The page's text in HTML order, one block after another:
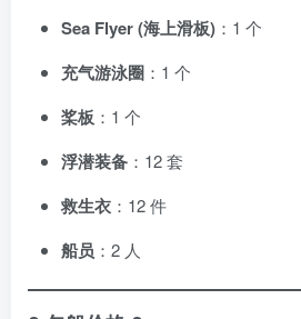
Sea Flyer (海上滑板) ：1 个
充气游泳圈 ：1 个
桨板 ：1 个
浮潜装备 ：12 套
救生衣 ：12 件
船员 ：2 人